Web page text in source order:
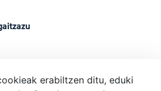
erabiltzen ditu, eduki